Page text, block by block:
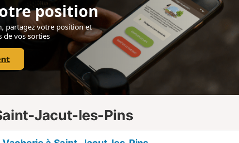
position
partagez votre positionet
de vos sorties
Jacut-les-Pins